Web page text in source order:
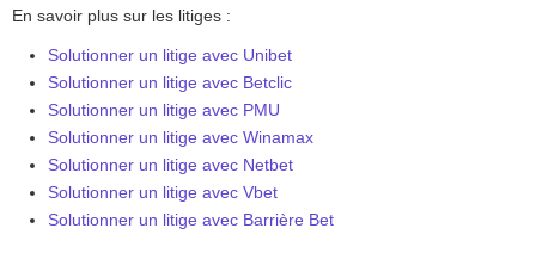
En savoir plus sur les litiges :
Solutionner un litige avec Unibet
Solutionner un litige avec Betclic
Solutionner un litige avec PMU
Solutionner un litige avec Winamax
Solutionner un litige avec Netbet
Solutionner un litige avec Vbet
Solutionner un litige avec Barrière Bet